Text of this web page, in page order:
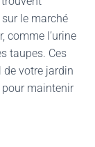
le marché
comme l’urine
taupes. Ces
de votre jardin
maintenir